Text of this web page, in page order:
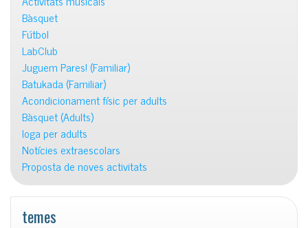
Bàsquet
Fútbol
LabClub
Juguem Pares! (Familiar)
Batukada (Familiar)
Acondicionament físic per adults
Bàsquet (Adults)
Ioga per adults
Notícies extraescolars
Proposta de noves activitats
temes